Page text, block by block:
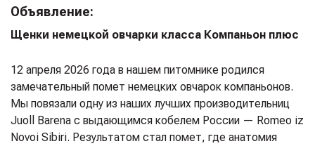
Объявление:
Щенки немецкой овчарки класса Компаньон плюс
12 апреля 2026 года в нашем питомнике родился
замечательный помет немецких овчарок компаньонов.
Мы повязали одну из наших лучших производительниц
Juoll Barena с выдающимся кобелем России — Romeo iz
Novoi Sibiri. Результатом стал помет, где анатомия